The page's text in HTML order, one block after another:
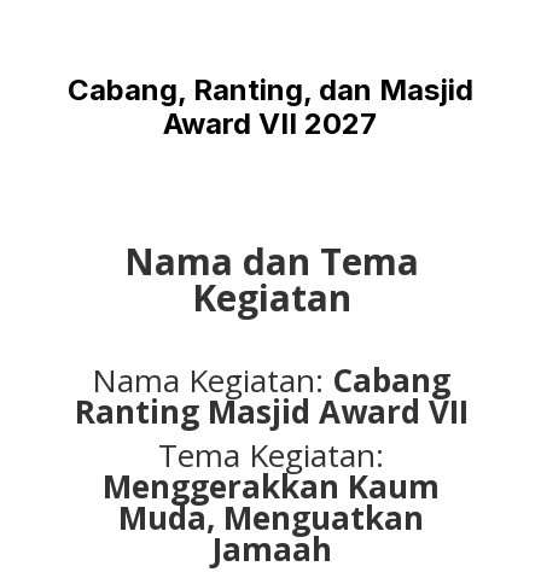
Cabang, Ranting, dan Masjid
Award VII 2027
Nama dan Tema
Kegiatan
Nama Kegiatan: Cabang
Ranting Masjid Award VII
Tema Kegiatan:
Menggerakkan Kaum
Muda, Menguatkan
Jamaah